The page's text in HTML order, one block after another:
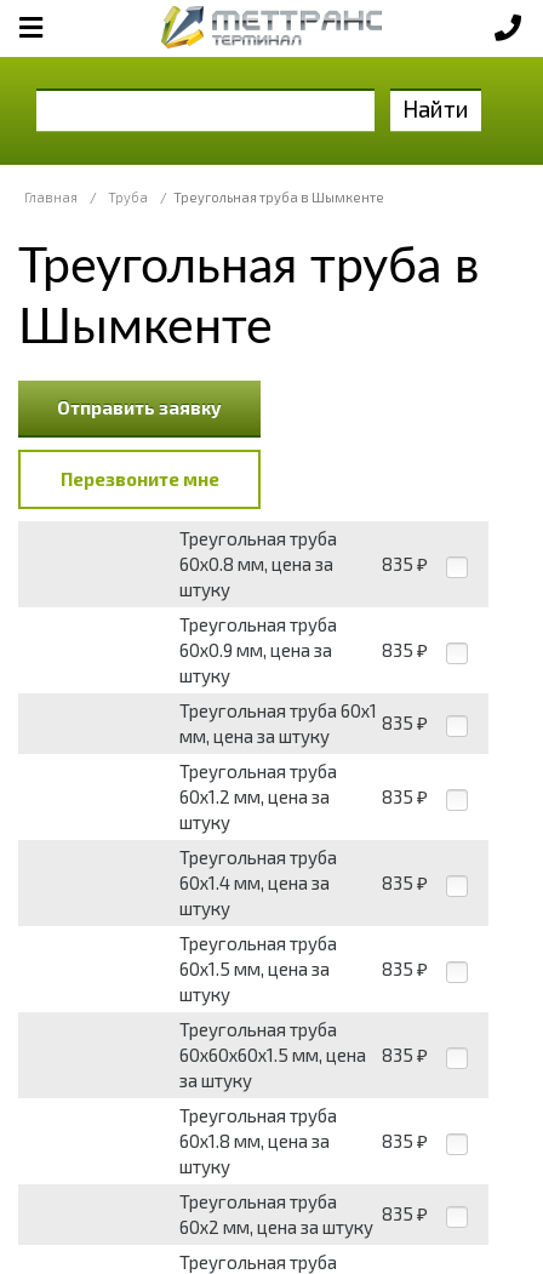
Найти
Главная / Труба / Треугольная труба в Шымкенте
Треугольная труба в
Шымкенте
Отправить заявку
Перезвоните мне
Треугольная труба
60х0.8 мм, цена за
штуку
835 ₽
Треугольная труба
60х0.9 мм, цена за
штуку
835 ₽
Треугольная труба 60х1
мм, цена за штуку
835 ₽
Треугольная труба
60х1.2 мм, цена за
штуку
835 ₽
Треугольная труба
60х1.4 мм, цена за
штуку
835 ₽
Треугольная труба
60х1.5 мм, цена за
штуку
835 ₽
Треугольная труба
60х60х60х1.5 мм, цена
за штуку
835 ₽
Треугольная труба
60х1.8 мм, цена за
штуку
835 ₽
Треугольная труба
60х2 мм, цена за штуку
835 ₽
Треугольная труба